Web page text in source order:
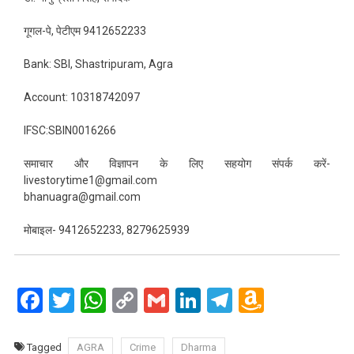
गूगल-पे, पेटीएम 9412652233
Bank: SBI, Shastripuram, Agra
Account: 10318742097
IFSC:SBIN0016266
समाचार और विज्ञापन के लिए सहयोग संपर्क करें-
livestorytime1@gmail.com
bhanuagra@gmail.com
मोबाइल- 9412652233, 8279625939
Facebook
Twitter
WhatsApp
CopyGmailLinkedIn
Telegram
Amazon
Tagged AGRA Crime
Dharma